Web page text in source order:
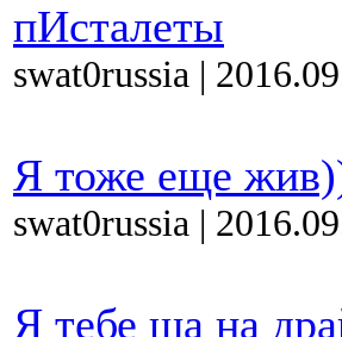
пИсталеты
swat0russia |
Я тоже еще
swat0russia |
Я тебе ща на